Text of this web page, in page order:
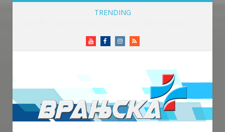
TRENDING
YoutubeFacebookInstagram
RSS